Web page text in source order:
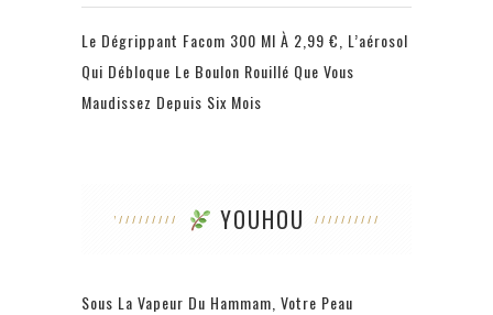
Le Dégrippant Facom 300 Ml À 2,99 €, L’aérosol
Qui Débloque Le Boulon Rouillé Que Vous
Maudissez Depuis Six Mois
YOUHOU
Sous La Vapeur Du Hammam, Votre Peau